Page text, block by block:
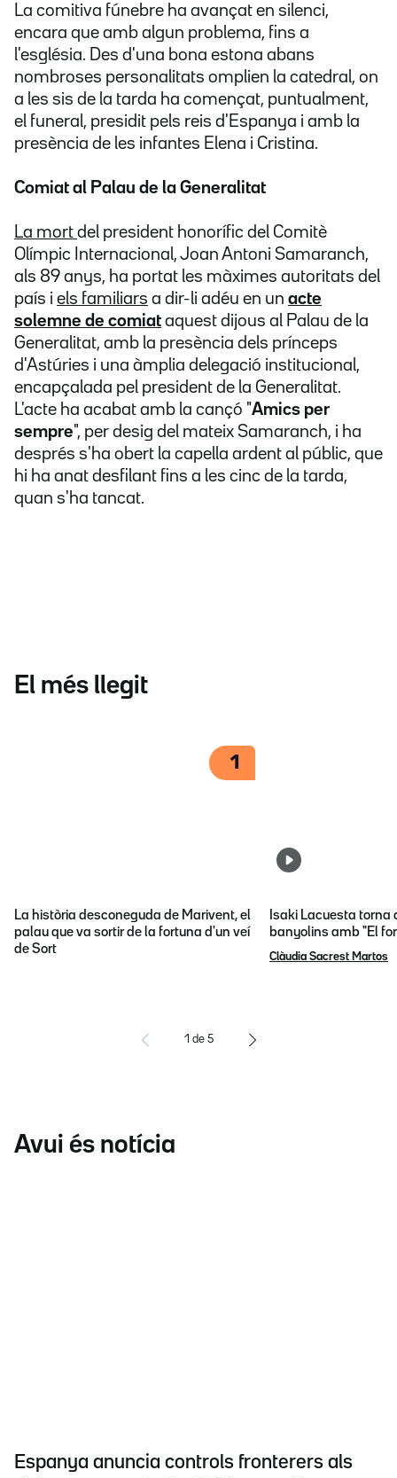
La comitiva fúnebre ha avançat en silenci,
encara que amb algun problema, fins a
l'església. Des d'una bona estona abans
nombroses personalitats omplien la catedral, on
a les sis de la tarda ha començat, puntualment,
el funeral, presidit pels reis d'Espanya i amb la
presència de les infantes Elena i Cristina.
Comiat al Palau de la Generalitat
La mort del president honorífic del Comitè
Olímpic Internacional, Joan Antoni Samaranch,
als 89 anys, ha portat les màximes autoritats del
país i els familiars a dir-li adéu en un acte
solemne de comiat aquest dijous al Palau de la
Generalitat, amb la presència dels prínceps
d'Astúries i una àmplia delegació institucional,
encapçalada pel president de la Generalitat.
L'acte ha acabat amb la cançó "Amics per
sempre", per desig del mateix Samaranch, i ha
després s'ha obert la capella ardent al públic, que
hi ha anat desfilant fins a les cinc de la tarda,
quan s'ha tancat.
El més llegit
1
La història desconeguda de Marivent, el
palau que va sortir de la fortuna d'un veí
de Sort
Isaki Lacuesta torna
banyolins amb "El
Clàudia Sacrest Martos
1 de 5
Avui és notícia
Espanya anuncia controls fronterers als